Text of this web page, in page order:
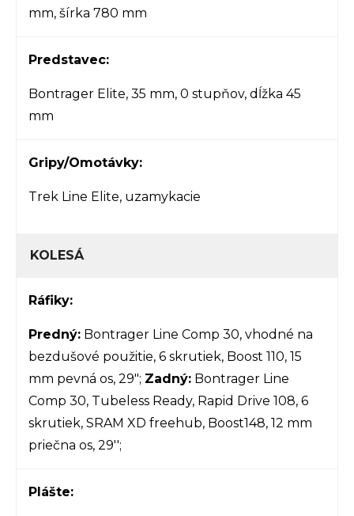
mm, šírka 780 mm
Predstavec:
Bontrager Elite, 35 mm, 0 stupňov, dĺžka 45
mm
Gripy/Omotávky:
Trek Line Elite, uzamykacie
KOLESÁ
Ráfiky:
Predný: Bontrager Line Comp 30, vhodné na
bezdušové použitie, 6 skrutiek, Boost 110, 15
mm pevná os, 29"; Zadný: Bontrager Line
Comp 30, Tubeless Ready, Rapid Drive 108, 6
skrutiek, SRAM XD freehub, Boost148, 12 mm
priečna os, 29'';
Plášte: